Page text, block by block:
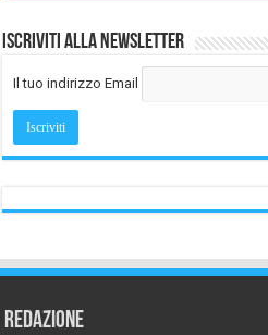
Iscriviti alla Newsletter
Il tuo indirizzo Email
REDAZIONE